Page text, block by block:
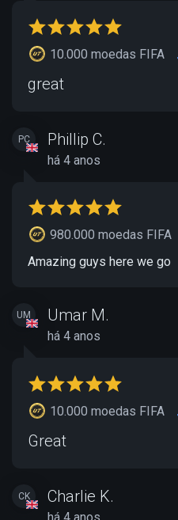
10.000 moedas FIFA
great
PC Phillip C.
há 4 anos
980.000 moedas FIFA
Amazing guys here we go
UM Umar M.
há 4 anos
10.000 moedas FIFA
Great
CK Charlie K.
há 4 anos